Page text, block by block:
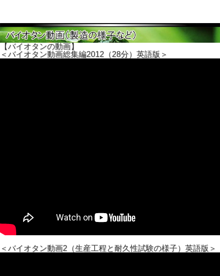
【バイオタンの動画】
＜バイオタン動画総集編2012（28分）英語版＞
＜バイオタン動画2（生産工程と耐久性試験の様子）英語版＞